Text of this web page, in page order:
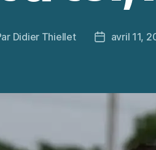
Didier Thiellet
Dateavril 11,